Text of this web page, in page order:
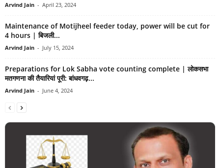
Arvind Jain - April 23, 2024
Maintenance of Motijheel feeder today, power will be cut for
4 hours | बिजली...
Arvind Jain - July 15, 2024
Preparations for Lok Sabha vote counting complete | लोकसभा
मतगणना की तैयारियां पूरी: बांधवगढ़...
Arvind Jain - June 4, 2024